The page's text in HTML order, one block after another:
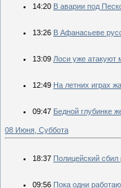
14:20 В аварии под
13:26 В Афанасьеве
13:09 Лоси уже атакуют
12:49 На летних играх
09:47 Бедной глубинке
08 Июня, Суббота
18:37 Полицейский сбил
09:56 Пока одни